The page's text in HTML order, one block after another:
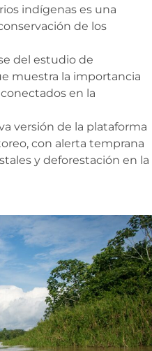
indígenas es una
de los
del estudio de
muestra la importancia
en la
versión de la plataforma
con alerta temprana
y deforestación en la